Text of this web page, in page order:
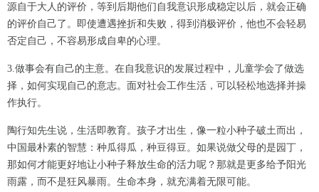
源自于大人的评价，等到后期他们自我意识形成稳定以后，就会正确
的评价自己了。即使遭遇挫折和失败，得到消极评价，他也不会轻易
否定自己，不容易形成自卑的心理。
3.做事会有自己的主意。在自我意识的发展过程中，儿童学会了做选
择，如何实现自己的意志。面对社会工作生活，可以轻松地选择并操
作执行。‍
陶行知先生说，生活即教育。孩子才出生，像一粒小种子破土而出，
中国最朴素的智慧：种瓜得瓜，种豆得豆。如果说做父母的是园丁，
那如何才能更好地让小种子释放生命的活力呢？那就是更多给予阳光
雨露，而不是狂风暴雨。生命本身，就充满着无限可能。